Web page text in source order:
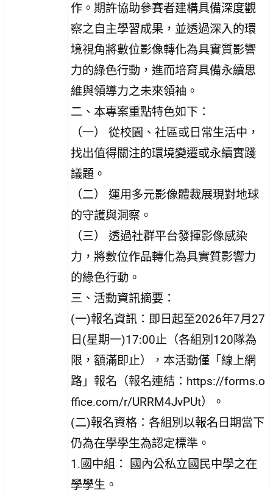
作。期許協助參賽者建構具備深度觀
察之自主學習成果，並透過深入的環
境視角將數位影像轉化為具實質影響
力的綠色行動，進而培育具備永續思
維與領導力之未來領袖。
二、本專案重點特色如下：
（一） 從校園、社區或日常生活中，
找出值得關注的環境變遷或永續實踐
議題。
（二） 運用多元影像體裁展現對地球
的守護與洞察。
（三） 透過社群平台發揮影像感染
力，將數位作品轉化為具實質影響力
的綠色行動。
三、活動資訊摘要：
(一)報名資訊：即日起至2026年7月27
日(星期一)17:00止（各組別120隊為
限，額滿即止），本活動僅「線上網
路」報名（報名連結：https://forms.o
ffice.com/r/URRM4JvPUt）。
(二)報名資格：各組別以報名日期當下
仍為在學學生為認定標準。
1.國中組： 國內公私立國民中學之在
學學生。